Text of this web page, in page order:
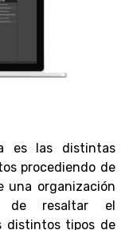
es las distintas
procediendo de
una organización
de resaltar el
distintos tipos de